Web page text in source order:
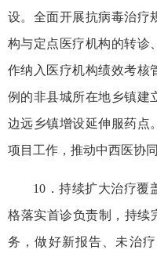
设。全面开展抗病毒治疗
构与定点医疗机构的转诊
作纳入医疗机构绩效考核
例的非县城所在地乡镇建
边远乡镇增设延伸服药点
项目工作，推动中西医协
10．持续扩大治疗覆
格落实首诊负责制，持续
务，做好新报告、未治